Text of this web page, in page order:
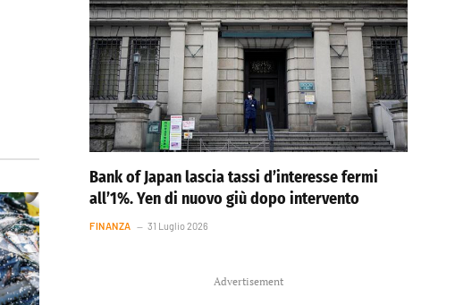
Bank of Japan lascia tassi d’interesse fermi
all’1%. Yen di nuovo giù dopo intervento
FINANZA 31 Luglio 2026
Advertisement